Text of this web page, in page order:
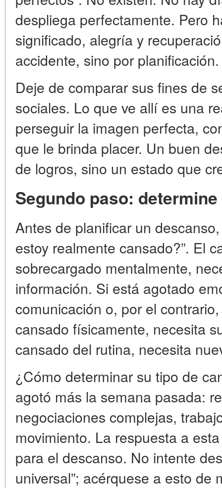
despliega perfectamente. Pero
significado, alegría y
accidente, sino por planificación.
Deje de comparar sus fines de
sociales. Lo que ve allí es una
perseguir la imagen perfecta,
que le brinda placer. Un buen
de logros, sino un estado que
Segundo paso:
Antes de planificar un
estoy realmente cansado?”. El
sobrecargado mentalmente,
información. Si está agotado
comunicación o, por el
cansado físicamente, necesita
cansado del rutina, necesita
¿Cómo determinar su tipo de
agotó más la semana pasada:
negociaciones complejas,
movimiento. La respuesta a
para el descanso. No intente
universal”; acérquese a esto de